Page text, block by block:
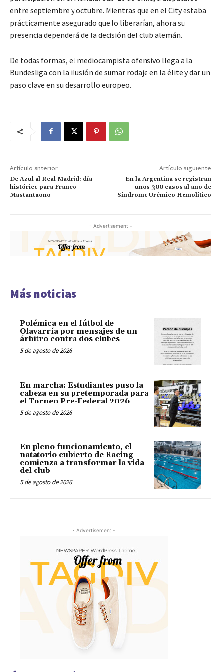
entre septiembre y octubre. Mientras que en el City estaba
prácticamente asegurado que lo liberarían, ahora su
presencia dependerá de la decisión del club alemán.
De todas formas, el mediocampista ofensivo llega a la
Bundesliga con la ilusión de sumar rodaje en la élite y dar un
paso clave en su desarrollo europeo.
Artículo anterior
De Azul al Real Madrid: día
histórico para Franco
Mastantuono
Artículo siguiente
En la Argentina se registran
unos 300 casos al año de
Síndrome Urémico Hemolítico
- Advertisement -
Más noticias
Polémica en el fútbol de
Olavarría por mensajes de un
árbitro contra dos clubes
5 de agosto de 2026
En marcha: Estudiantes puso la
cabeza en su pretemporada para
el Torneo Pre-Federal 2026
5 de agosto de 2026
En pleno funcionamiento, el
natatorio cubierto de Racing
comienza a transformar la vida
del club
5 de agosto de 2026
- Advertisement -